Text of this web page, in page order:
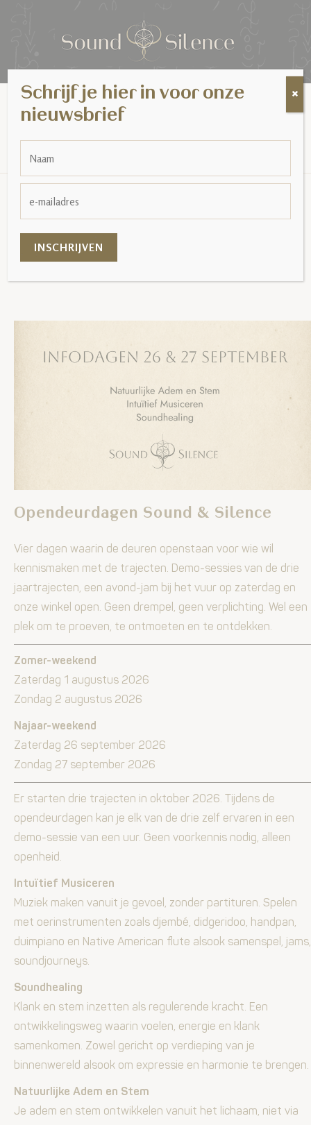
MENUOpendeurweekend,
Infomoment Opleidingen
OPENDEURWEEKEND, INFOMOMENT
Opendeurdagen Sound & Silence
Vier dagen waarin de deuren openstaan voor wie wil
kennismaken met de trajecten. Demo-sessies van de drie
jaartrajecten, een avond-jam bij het vuur op zaterdag en
onze winkel open. Geen drempel, geen verplichting. Wel een
plek om te proeven, te ontmoeten en te ontdekken.
Zomer-weekend
Zaterdag 1 augustus 2026
Zondag 2 augustus 2026
Najaar-weekend
Zaterdag 26 september 2026
Zondag 27 september 2026
Er starten drie trajecten in oktober 2026. Tijdens de
opendeurdagen kan je elk van de drie zelf ervaren in een
demo-sessie van een uur. Geen voorkennis nodig, alleen
openheid.
Intuïtief Musiceren
Muziek maken vanuit je gevoel, zonder partituren. Spelen
met oerinstrumenten zoals djembé, didgeridoo, handpan,
duimpiano en Native American flute alsook samenspel, jams,
soundjourneys.
Soundhealing
Klank en stem inzetten als regulerende kracht. Een
ontwikkelingsweg waarin voelen, energie en klank
samenkomen. Zowel gericht op verdieping van je
binnenwereld alsook om expressie en harmonie te brengen.
Natuurlijke Adem en Stem
Je adem en stem ontwikkelen vanuit het lichaam, niet via
Schrijf je hier in voor onze
nieuwsbrief